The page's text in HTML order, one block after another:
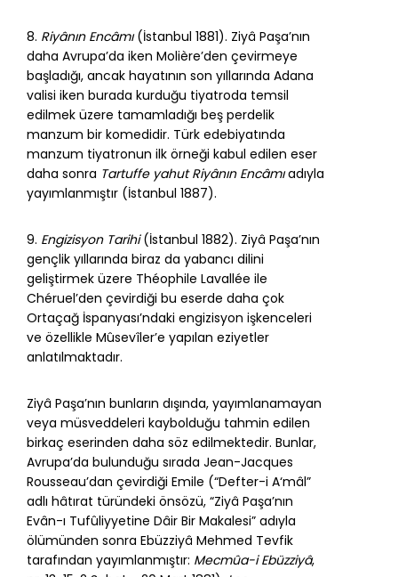
8. Riyânın Encâmı(İstanbul 1881). Ziyâ Paşa’nın
daha Avrupa’da iken Molière’den çevirmeye
başladığı, ancak hayatının son yıllarında Adana
valisi iken burada kurduğu tiyatroda temsil
edilmek üzere tamamladığı beş perdelik
manzum bir komedidir. Türk edebiyatında
manzum tiyatronun ilk örneği kabul edilen eser
daha sonra Tartuffe yahut Riyânın Encâmıadıyla
yayımlanmıştır (İstanbul 1887).
9. Engizisyon Tarihi(İstanbul 1882). Ziyâ Paşa’nın
gençlik yıllarında biraz da yabancı dilini
geliştirmek üzere Théophile Lavallée ile
Chéruel’den çevirdiği bu eserde daha çok
Ortaçağ İspanyası’ndaki engizisyon işkenceleri
ve özellikle Mûsevîler’e yapılan eziyetler
anlatılmaktadır.
Ziyâ Paşa’nın bunların dışında, yayımlanamayan
veya müsveddeleri kaybolduğu tahmin edilen
birkaç eserinden daha söz edilmektedir. Bunlar,
Avrupa’da bulunduğu sırada Jean-Jacques
Rousseau’dan çevirdiği Emile (“Defter-i A‘mâl”
adlı hâtırat türündeki önsözü, “Ziyâ Paşa’nın
Evân-ı Tufûliyyetine Dâir Bir Makalesi” adıyla
ölümünden sonra Ebüzziyâ Mehmed Tevfik
tarafından yayımlanmıştır: Mecmûa-i Ebüzziyâ,